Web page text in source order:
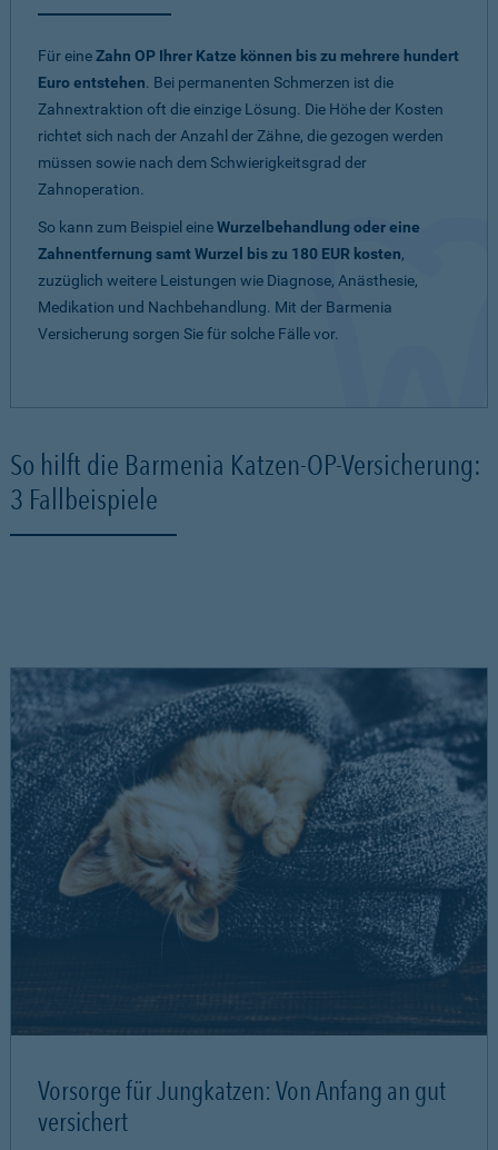
Für eineZahn OP Ihrer Katze können bis zu mehrere hundert
Euro entstehen. Bei permanenten Schmerzen ist die
Zahnextraktion oft die einzige Lösung. Die Höhe der Kosten
richtet sich nach der Anzahl der Zähne, die gezogen werden
müssen sowie nach dem Schwierigkeitsgrad der
Zahnoperation.
So kann zum Beispiel eineWurzelbehandlung oder eine
Zahnentfernung samt Wurzel bis zu 180 EUR kosten,
zuzüglich weitere Leistungen wie Diagnose, Anästhesie,
Medikation und Nachbehandlung. Mit der Barmenia
Versicherung sorgen Sie für solche Fälle vor.
So hilft die Barmenia Katzen-OP-Versicherung:
3 Fallbeispiele
Vorsorge für Jungkatzen: Von Anfang an gut
versichert